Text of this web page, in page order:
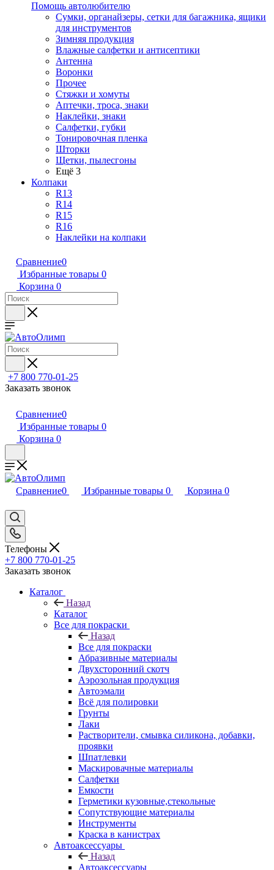
Помощь автолюбителю
Сумки, органайзеры, сетки для багажника, ящики
для инструментов
Зимняя продукция
Влажные салфетки и антисептики
Антенна
Воронки
Прочее
Стяжки и хомуты
Аптечки, троса, знаки
Наклейки, знаки
Салфетки, губки
Тонировочная пленка
Шторки
Щетки, пылесгоны
Ещё 3
Колпаки
R13
R14
R15
R16
Наклейки на колпаки
Сравнение0
Избранные товары 0
Корзина 0
+7 800 770-01-25
Заказать звонок
Сравнение0
Избранные товары 0
Корзина 0
Сравнение0 Избранные товары 0 Корзина 0
Телефоны
+7 800 770-01-25
Заказать звонок
Каталог
Назад
Каталог
Все для покраски
Назад
Все для покраски
Абразивные материалы
Двухсторонний скотч
Аэрозольная продукция
Автоэмали
Всё для полировки
Грунты
Лаки
Растворители, смывка силикона, добавки,
проявки
Шпатлевки
Маскировачные материалы
Салфетки
Емкости
Герметики кузовные,стекольные
Сопутствующие материалы
Инструменты
Краска в канистрах
Автоаксессуары
Назад
Автоаксессуары